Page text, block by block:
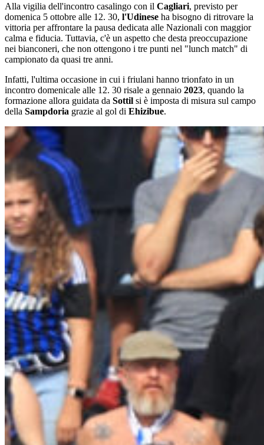
Alla vigilia dell'incontro casalingo con il Cagliari, previsto per
domenica 5 ottobre alle 12. 30, l'Udinese ha bisogno di ritrovare la
vittoria per affrontare la pausa dedicata alle Nazionali con maggior
calma e fiducia. Tuttavia, c'è un aspetto che desta preoccupazione
nei bianconeri, che non ottengono i tre punti nel "lunch match" di
campionato da quasi tre anni.
Infatti, l'ultima occasione in cui i friulani hanno trionfato in un
incontro domenicale alle 12. 30 risale a gennaio 2023, quando la
formazione allora guidata da Sottil si è imposta di misura sul campo
della Sampdoria grazie al gol di Ehizibue.